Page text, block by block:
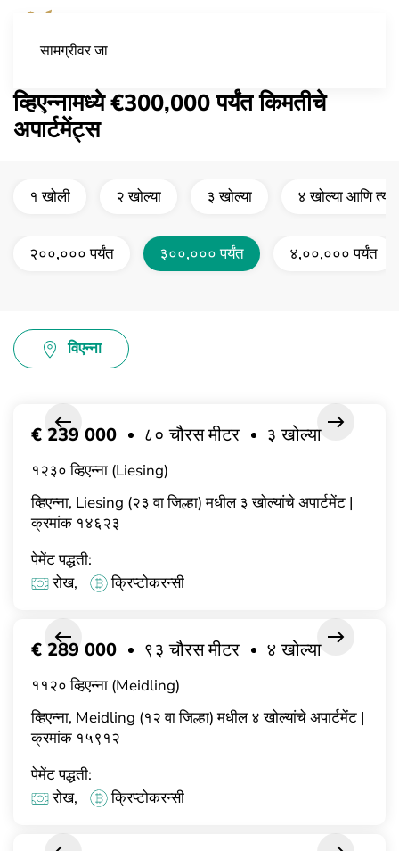
सामग्रीवर जा
व्हिएन्नामध्ये €300,000 पर्यंत किमतीचे
अपार्टमेंट्स
१ खोली २ खोल्या ३ खोल्या ४ खोल्या आणि
२००,००० पर्यंत ३००,००० पर्यंत ४,००,००० पर्यंत
विएन्ना
व्हिएन्ना, Liesing (२३ वा जिल्हा) मधील ३ खोल्यांचे अपार्टमेंट |
क्रमांक १४६२३
€ 239 000 ८० चौरस मीटर ३ खोल्या
१२३० व्हिएन्ना (Liesing)
पेमेंट पद्धती:
रोख,
क्रिप्टोकरन्सी
व्हिएन्ना, Meidling (१२ वा जिल्हा) मधील ४ खोल्यांचे अपार्टमेंट |
क्रमांक १५९१२
€ 289 000 ९३ चौरस मीटर ४ खोल्या
११२० व्हिएन्ना (Meidling)
पेमेंट पद्धती:
रोख,
क्रिप्टोकरन्सी